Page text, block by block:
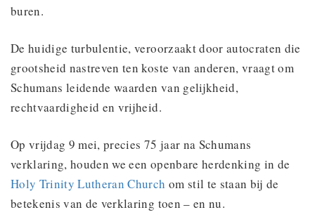
buren.
De huidige turbulentie, veroorzaakt door autocraten die
grootsheid nastreven ten koste van anderen, vraagt om
Schumans leidende waarden van gelijkheid,
rechtvaardigheid en vrijheid.
Op vrijdag 9 mei, precies 75 jaar na Schumans
verklaring, houden we een openbare herdenking in de
Holy Trinity Lutheran Church om stil te staan bij de
betekenis van de verklaring toen – en nu.